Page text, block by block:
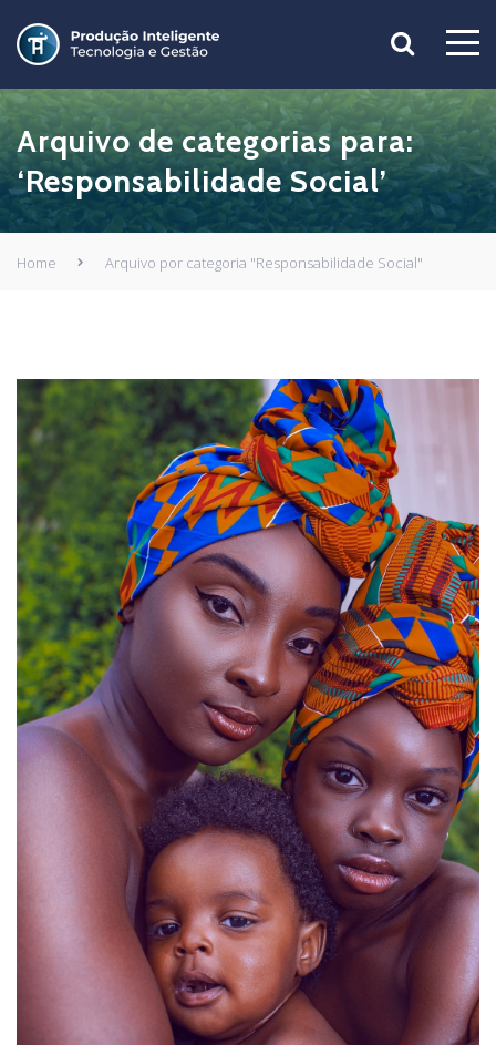
Arquivo de categorias para:
‘Responsabilidade Social’
Home Arquivo por categoria "Responsabilidade Social"